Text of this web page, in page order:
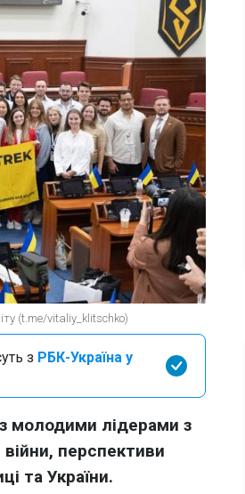
(t.me/vitaliy_klitschko)
з РБК-Україна у
молодими лідерами з
війни, перспективи
та України.